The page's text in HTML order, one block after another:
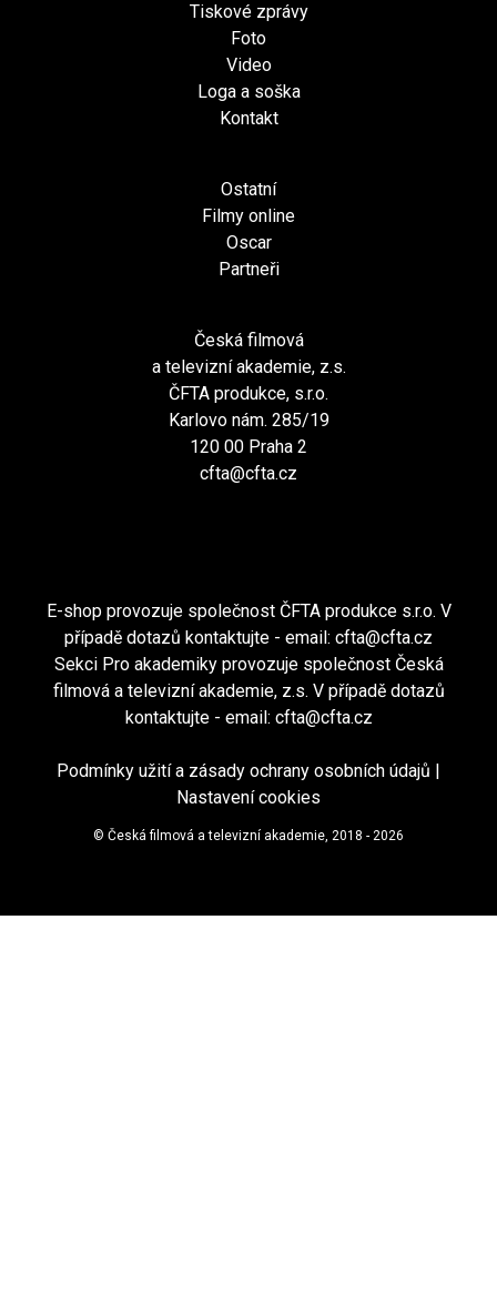
Tiskové zprávy
Foto
Video
Loga a soška
Kontakt
Ostatní
Filmy online
Oscar
Partneři
Česká filmová
a televizní akademie, z.s.
ČFTA produkce, s.r.o.
Karlovo nám. 285/19
120 00 Praha 2
cfta@cfta.cz
E-shop provozuje společnost ČFTA produkce s.r.o. V
případě dotazů kontaktujte - email: cfta@cfta.cz
Sekci Pro akademiky provozuje společnost Česká
filmová a televizní akademie, z.s. V případě dotazů
kontaktujte - email: cfta@cfta.cz
Podmínky užití a zásady ochrany osobních údajů
Nastavení cookies
© Česká filmová a televizní akademie, 2018 - 2026